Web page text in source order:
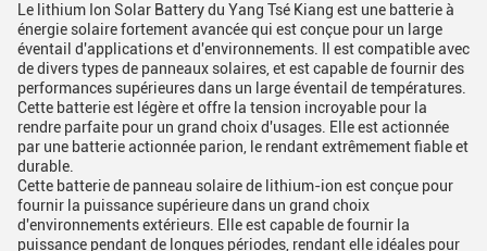
Le lithium Ion Solar Battery du Yang Tsé Kiang est une batterie à
énergie solaire fortement avancée qui est conçue pour un large
éventail d'applications et d'environnements. Il est compatible avec
de divers types de panneaux solaires, et est capable de fournir des
performances supérieures dans un large éventail de températures.
Cette batterie est légère et offre la tension incroyable pour la
rendre parfaite pour un grand choix d'usages. Elle est actionnée
par une batterie actionnée parion, le rendant extrêmement fiable et
durable.
Cette batterie de panneau solaire de lithium-ion est conçue pour
fournir la puissance supérieure dans un grand choix
d'environnements extérieurs. Elle est capable de fournir la
puissance pendant de longues périodes, rendant elle idéales pour